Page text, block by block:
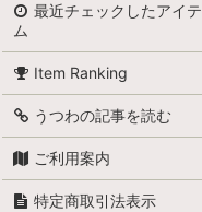
最近チェックしたアイテ
ム
Item Ranking
うつわの記事を読む
ご利用案内
特定商取引法表示